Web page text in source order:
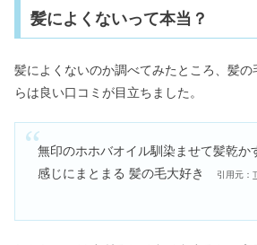
髪によくないって本当？
髪によくないのか調べてみたところ、髪
らは良い口コミが目立ちました。
無印のホホバオイル馴染ませて髪乾か
感じにまとまる 髪の毛大好き
引用元：